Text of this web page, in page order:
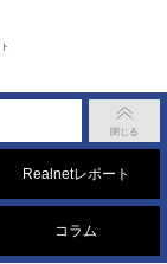
Realnetレポート
コラム